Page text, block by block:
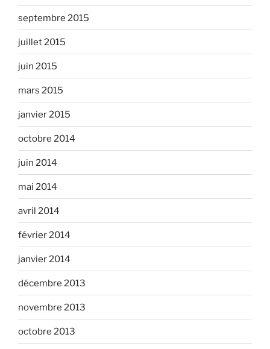
septembre 2015
juillet 2015
juin 2015
mars 2015
janvier 2015
octobre 2014
juin 2014
mai 2014
avril 2014
février 2014
janvier 2014
décembre 2013
novembre 2013
octobre 2013